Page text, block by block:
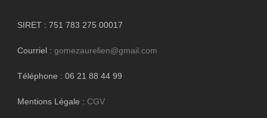
SIRET : 751 783 275 00017
Courriel : gomezaurelien@gmail.com
Téléphone : 06 21 88 44 99
Mentions Légale : CGV